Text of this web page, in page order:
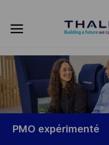
-
PMO expérimenté